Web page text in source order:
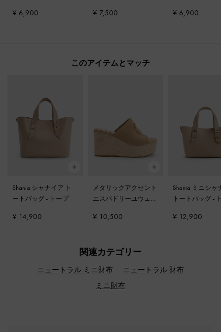
¥ 6,900 ¥ 7,500 ¥ 6,900
このアイテムとマッチ
Shania シャナイア ト
ートバッグ- トープ
¥ 14,900
メタリックアクセント
エスパドリーユウェッ
¥ 10,500
Shania ミニシャ
トートバッグ-
¥ 12,900
関連カテゴリー
ニュートラル ミニ財布
ニュートラル 財布
ミニ財布